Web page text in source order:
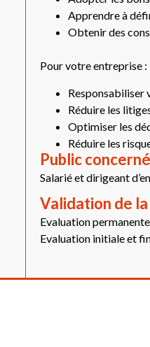
Apprendre à
Obtenir des
Pour votre entreprise :
Responsabiliser
Réduire les
Optimiser les
Réduire les
Public
Salarié et dirigeant
Validation de
Evaluation permanente
Evaluation initiale et